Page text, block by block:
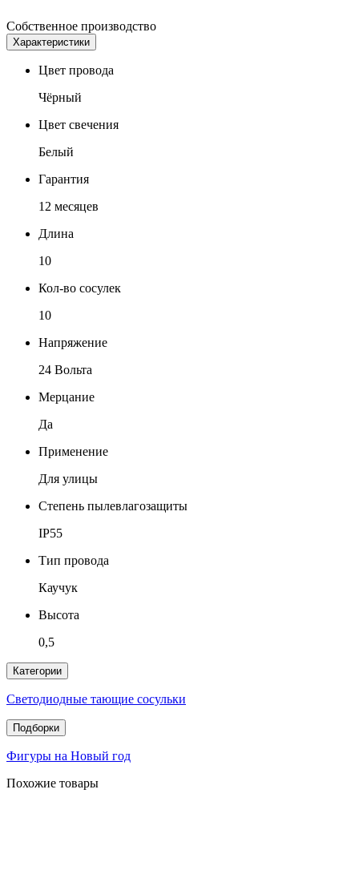
Собственное производство
Характеристики
Цвет провода
Чёрный
Цвет свечения
Белый
Гарантия
12 месяцев
Длина
10
Кол-во сосулек
10
Напряжение
24 Вольта
Мерцание
Да
Применение
Для улицы
Степень пылевлагозащиты
IP55
Тип провода
Каучук
Высота
0,5
Категории
Светодиодные тающие сосульки
Подборки
Фигуры на Новый год
Похожие товары